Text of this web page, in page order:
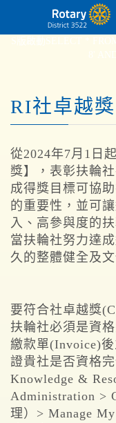
RI社卓越
從2024年7月1日
獎】，表彰扶輪
成得獎目標可協
的重要性，並可
入、高參與度的
當扶輪社努力達
久的整體健全及
要符合社卓越獎
扶輪社必須是資
繳款單(Invoice)
證貴社是否資格
Knowledge &
Administration >
理）> Manage